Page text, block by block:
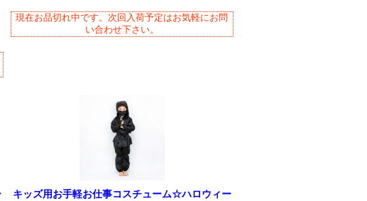
現在お品切れ中です。次回入荷予定はお気軽にお問
い合わせ下さい。
キッズ用お手軽お仕事コスチューム☆ハロウィー